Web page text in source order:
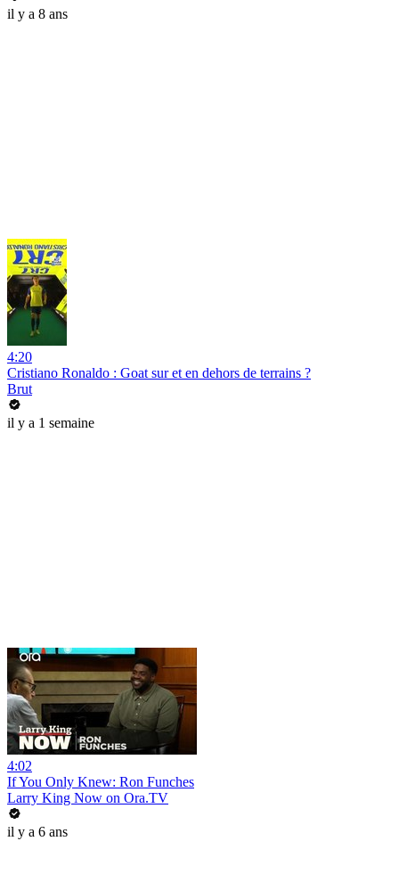
il y a 8 ans
4:20
Cristiano Ronaldo : Goat sur et en dehors de terrains ?
Brut
il y a 1 semaine
4:02
If You Only Knew: Ron Funches
Larry King Now on Ora.TV
il y a 6 ans